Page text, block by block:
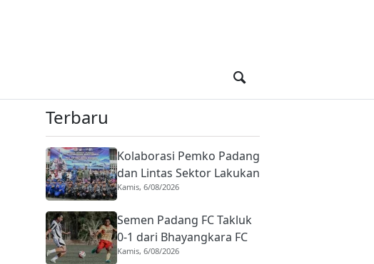
Terbaru
Kolaborasi Pemko Padang
dan Lintas Sektor Lakukan
Aksi Bersih-bersih Sungai
Kamis, 6/08/2026
Semen Padang FC Takluk
0-1 dari Bhayangkara FC
di Laga Uji Coba Perdana
Kamis, 6/08/2026